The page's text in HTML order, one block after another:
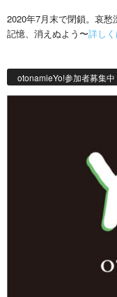
2020年7月末で閉鎖。哀
記憶、消えぬよう〜詳しく
otonamieYo!参加者募集中